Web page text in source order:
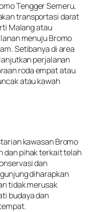
Tengger Semeru,
transportasi darat
Malang atau
menuju Bromo
Setibanya di area
perjalanan
roda empat atau
atau kawah
kawasan Bromo
dan pihak terkait telah
dan
diharapkan
tidak merusak
budaya dan